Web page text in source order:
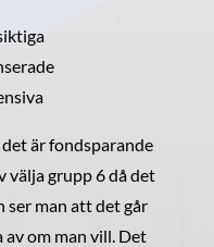
är fondsparande
välja grupp 6 då det
ser man att det går
om man vill. Det